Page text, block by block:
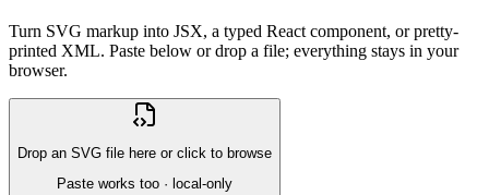
Turn SVG markup into JSX, a typed React component, or pretty-
printed XML. Paste below or drop a file; everything stays in your
browser.
Drop an SVG file here or click to browse
Paste works too · local-only